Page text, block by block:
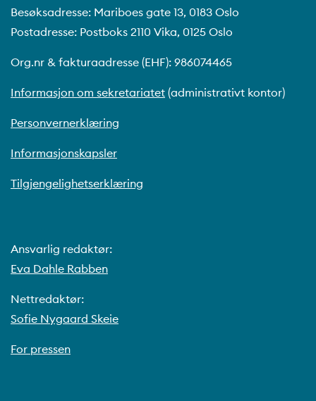
Besøksadresse: Mariboes gate 13, 0183 Oslo
Postadresse: Postboks 2110 Vika, 0125 Oslo
Org.nr & fakturaadresse (EHF): 986074465
Informasjon om sekretariatet (administrativt kontor)
Personvernerklæring
Informasjonskapsler
Tilgjengelighetserklæring
Ansvarlig redaktør:
Eva Dahle Rabben
Nettredaktør:
Sofie Nygaard Skeie
For pressen